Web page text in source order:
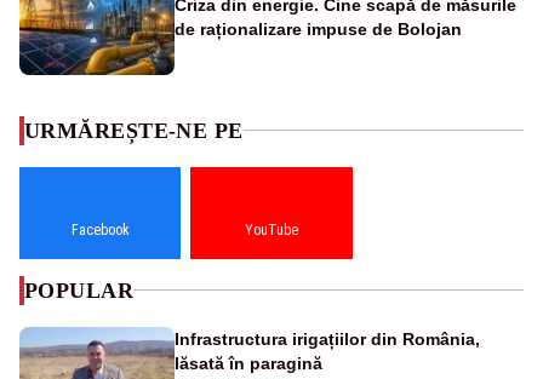
Criza din energie. Cine scapă de măsurile
de raționalizare impuse de Bolojan
URMĂREȘTE-NE PE
Facebook YouTube
POPULAR
Infrastructura irigațiilor din România,
lăsată în paragină